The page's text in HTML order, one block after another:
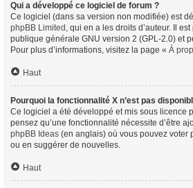
Qui a développé ce logiciel de forum ?
Ce logiciel (dans sa version non modifiée) est
phpBB Limited , qui en a les droits d’auteur. Il
publique générale GNU version 2 (GPL-2.0) et
Pour plus d’informations, visitez la page « À
Haut
Pourquoi la fonctionnalité X n’est pas
Ce logiciel a été développé et mis sous licence
pensez qu’une fonctionnalité nécessite d’être
phpBB Ideas (en anglais) où vous pouvez voter
ou en suggérer de nouvelles.
Haut